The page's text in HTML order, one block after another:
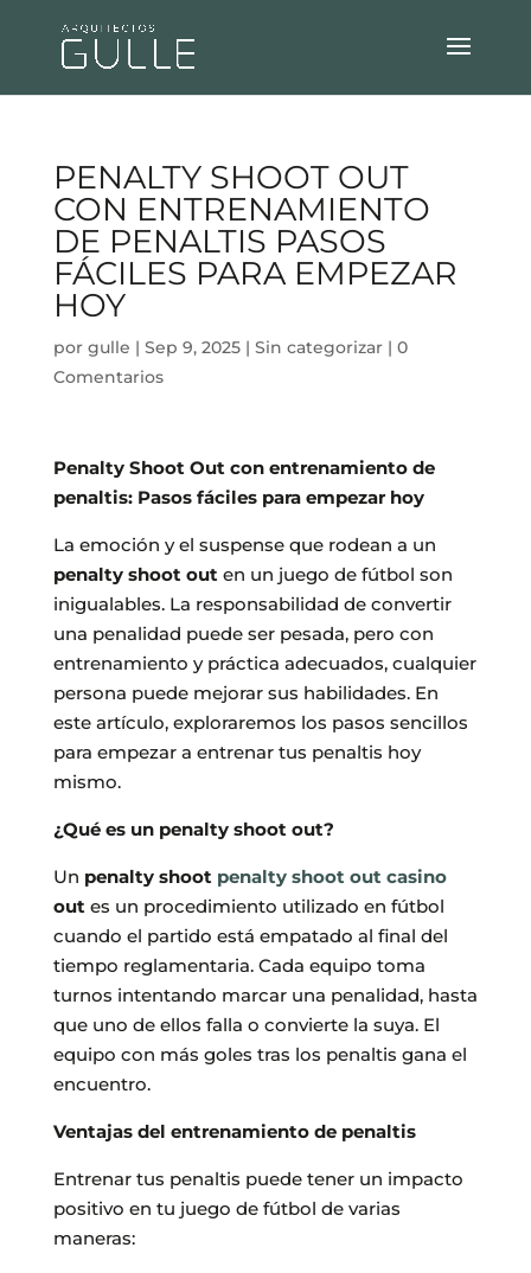
PENALTY SHOOT OUT
CON ENTRENAMIENTO
DE PENALTIS PASOS
FÁCILES PARA EMPEZAR
HOY
por gulle | Sep 9, 2025| Sin categorizar| 0
Comentarios
Penalty Shoot Out con entrenamiento de
penaltis: Pasos fáciles para empezar hoy
La emoción y el suspense que rodean a un
penalty shoot out en un juego de fútbol son
inigualables. La responsabilidad de convertir
una penalidad puede ser pesada, pero con
entrenamiento y práctica adecuados, cualquier
persona puede mejorar sus habilidades. En
este artículo, exploraremos los pasos sencillos
para empezar a entrenar tus penaltis hoy
mismo.
¿Qué es un penalty shoot out?
Un penalty shoot penalty shoot out casino
out es un procedimiento utilizado en fútbol
cuando el partido está empatado al final del
tiempo reglamentaria. Cada equipo toma
turnos intentando marcar una penalidad, hasta
que uno de ellos falla o convierte la suya. El
equipo con más goles tras los penaltis gana el
encuentro.
Ventajas del entrenamiento de penaltis
Entrenar tus penaltis puede tener un impacto
positivo en tu juego de fútbol de varias
maneras: